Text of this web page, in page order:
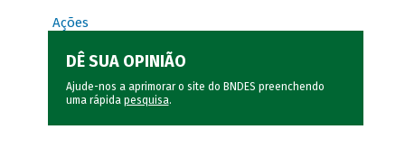
Ações
DÊ SUA OPINIÃO
Ajude-nos a aprimorar o site do BNDES preenchendo
uma rápida pesquisa.